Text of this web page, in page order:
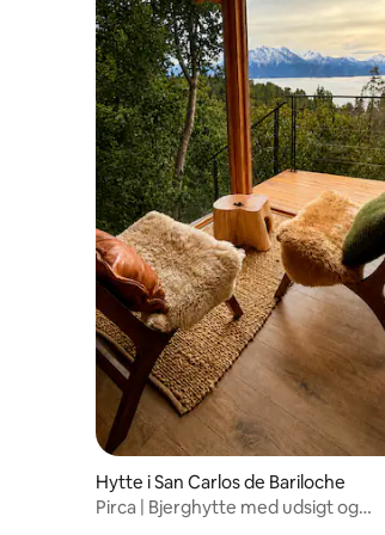
Hytte i San Carlos de Bariloche
Pirca | Bjerghytte med udsigt og